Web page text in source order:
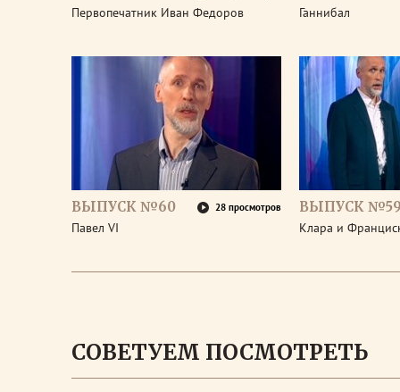
Первопечатник Иван Федоров Ганнибал
ВЫПУСК №60 28 просмотров
Павел VI
ВЫПУСК
Клара и
СОВЕТУЕМ ПОСМОТРЕТЬ